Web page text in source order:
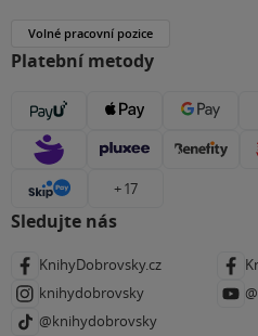
Volné pracovní pozice
Platební metody
+ 17
Sledujte nás
KnihyDobrovsky.cz
knihydobrovsky
@knihydobrovsky